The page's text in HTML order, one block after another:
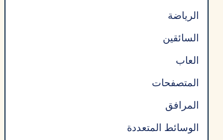
الرياضة
السائقين
العاب
المتصفحات
المرافق
الوسائط المتعددة